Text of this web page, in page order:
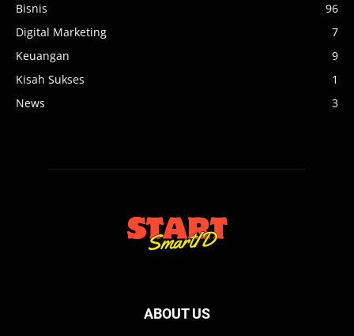
Bisnis
96
Digital Marketing
7
Keuangan
9
Kisah Sukses
1
News
3
ABOUT US